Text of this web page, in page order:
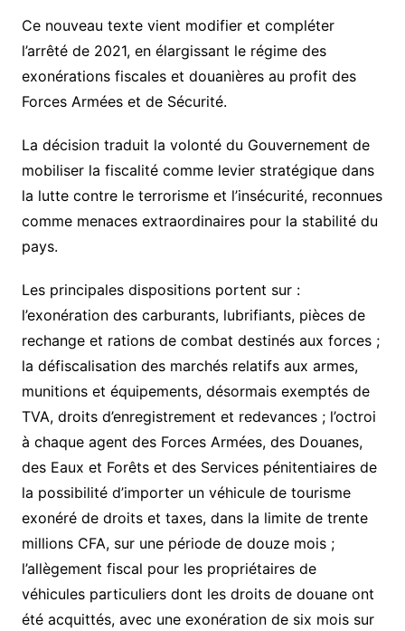
Ce nouveau texte vient modifier et compléter
l’arrêté de 2021, en élargissant le régime des
exonérations fiscales et douanières au profit des
Forces Armées et de Sécurité.
La décision traduit la volonté du Gouvernement de
mobiliser la fiscalité comme levier stratégique dans
la lutte contre le terrorisme et l’insécurité, reconnues
comme menaces extraordinaires pour la stabilité du
pays.
Les principales dispositions portent sur :
l’exonération des carburants, lubrifiants, pièces de
rechange et rations de combat destinés aux forces ;
la défiscalisation des marchés relatifs aux armes,
munitions et équipements, désormais exemptés de
TVA, droits d’enregistrement et redevances ; l’octroi
à chaque agent des Forces Armées, des Douanes,
des Eaux et Forêts et des Services pénitentiaires de
la possibilité d’importer un véhicule de tourisme
exonéré de droits et taxes, dans la limite de trente
millions CFA, sur une période de douze mois ;
l’allègement fiscal pour les propriétaires de
véhicules particuliers dont les droits de douane ont
été acquittés, avec une exonération de six mois sur